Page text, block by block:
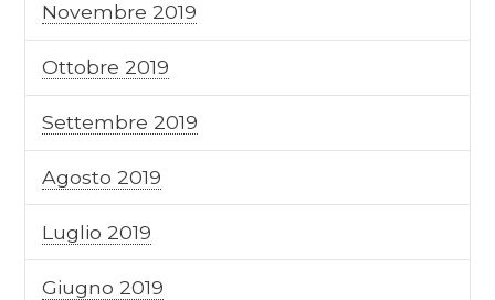
Novembre 2019
Ottobre 2019
Settembre 2019
Agosto 2019
Luglio 2019
Giugno 2019